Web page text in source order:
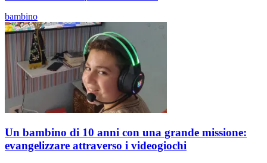
bambino
Un bambino di 10 anni con una grande missione:
evangelizzare attraverso i videogiochi